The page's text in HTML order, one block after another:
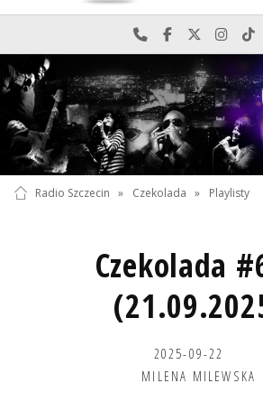
Najlepiej po prostu
Odwiedź nas
Odwiedź
Radio Szczecin » Czekolada » Playlisty
Czekolada
2025-09-22
MILENA MILEWSKA